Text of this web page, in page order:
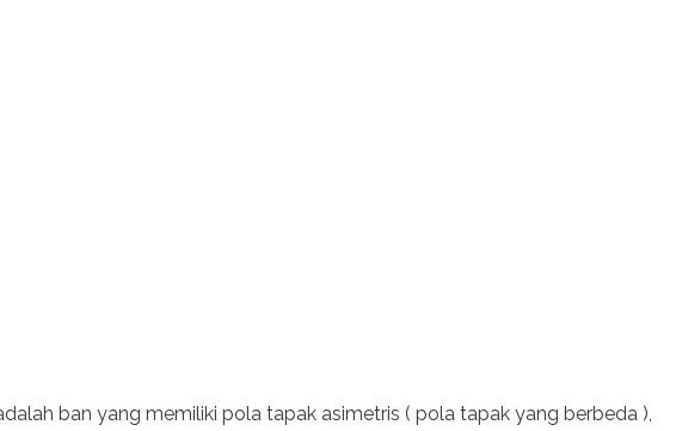
ban yang memiliki pola tapak asimetris ( pola tapak yang berbeda ),